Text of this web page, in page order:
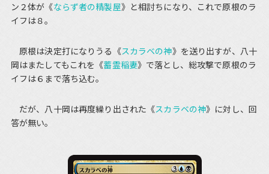
ン２体が《ならず者の精製屋》と相討ちになり、これで原根のラ
イフは８。
原根は決定打になりうる《スカラベの神》を送り出すが、八十
岡はまたしてもこれを《蓄霊稲妻》で落とし、総攻撃で原根のラ
イフは６まで落ち込む。
だが、八十岡は再度繰り出された《スカラベの神》に対し、回
答が無い。